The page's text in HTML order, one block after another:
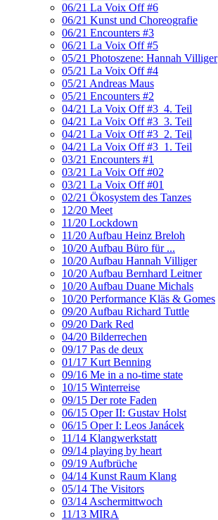
06/21 La Voix Off #6
06/21 Kunst und Choreografie
06/21 Encounters #3
06/21 La Voix Off #5
05/21 Photoszene: Hannah Villiger
05/21 La Voix Off #4
05/21 Andreas Maus
05/21 Encounters #2
04/21 La Voix Off #3_4. Teil
04/21 La Voix Off #3_3. Teil
04/21 La Voix Off #3_2. Teil
04/21 La Voix Off #3_1. Teil
03/21 Encounters #1
03/21 La Voix Off #02
03/21 La Voix Off #01
02/21 Ökosystem des Tanzes
12/20 Meet
11/20 Lockdown
11/20 Aufbau Heinz Breloh
10/20 Aufbau Büro für ...
10/20 Aufbau Hannah Villiger
10/20 Aufbau Bernhard Leitner
10/20 Aufbau Duane Michals
10/20 Performance Kläs & Gomes
09/20 Aufbau Richard Tuttle
09/20 Dark Red
04/20 Bilderrechen
09/17 Pas de deux
01/17 Kurt Benning
09/16 Me in a no-time state
10/15 Winterreise
09/15 Der rote Faden
06/15 Oper II: Gustav Holst
06/15 Oper I: Leos Janácek
11/14 Klangwerkstatt
09/14 playing by heart
09/19 Aufbrüche
04/14 Kunst Raum Klang
05/14 The Visitors
03/14 Aschermittwoch
11/13 MIRA